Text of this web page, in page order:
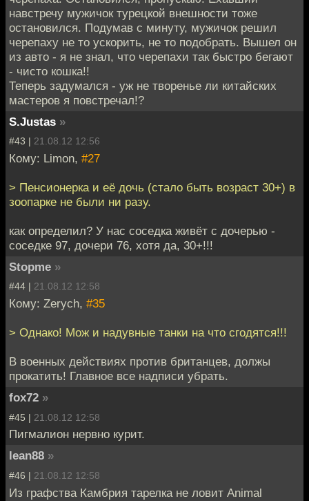
навстречу мужичок турецкой внешности тоже
остановился. Подумав с минуту, мужичок решил
черепаху не то ускорить, не то подобрать. Вышел он
из авто - я не знал, что черепахи так быстро бегают
- чисто кошка!!
Теперь задумался - уж не творенье ли китайских
мастеров я повстречал!?
S.Justas »
#43 | 21.08.12 12:56
Кому: Limon, #27
> Пенсионерка и её дочь (стало быть возраст 30+) в
зоопарке не были ни разу.
как определил? У нас соседка живёт с дочерью -
соседке 97, дочери 76, хотя да, 30+!!!
Stopme »
#44 | 21.08.12 12:58
Кому: Zerych, #35
> Однако! Мож и надувные танки на что сгодятся!!!
В военных действиях против британцев, должы
прокатить! Главное все надписи убрать.
fox72 »
#45 | 21.08.12 12:58
Пигмалион нервно курит.
lean88 »
#46 | 21.08.12 12:58
Из графства Камбрия тарелка не ловит Animal